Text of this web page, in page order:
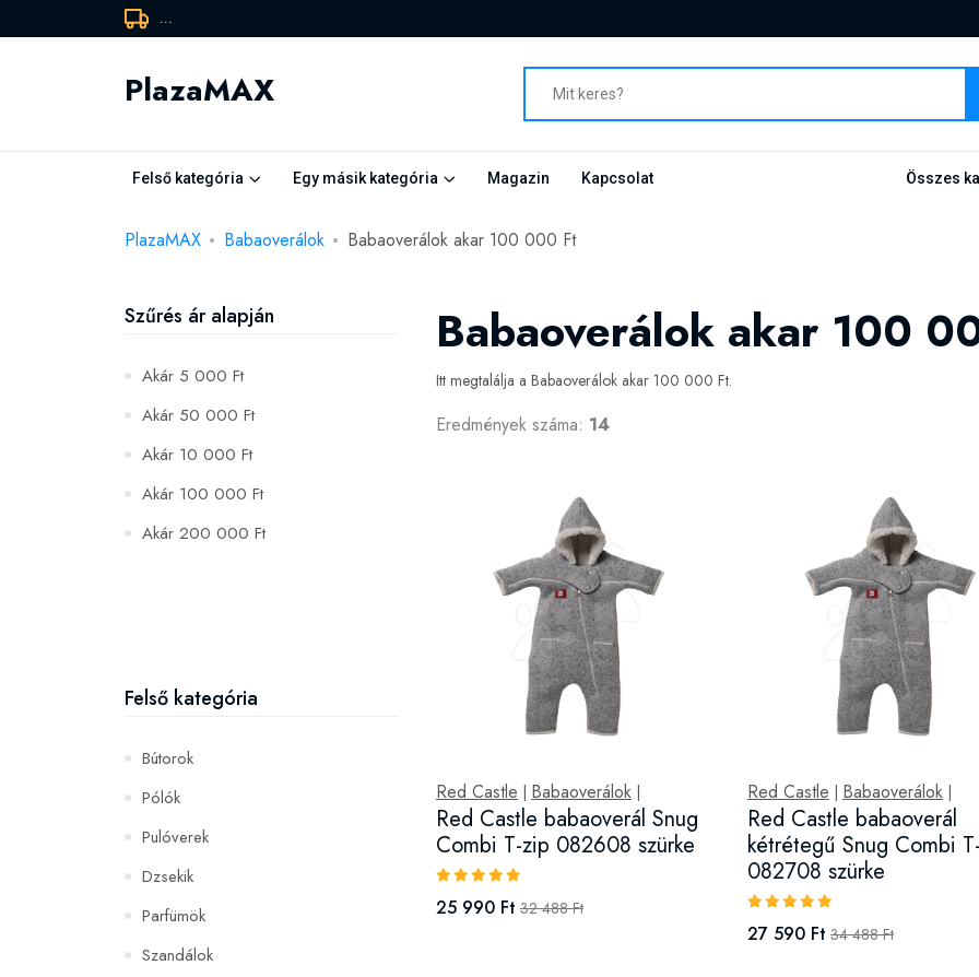
...
PlazaMAX
Felső kategória Egy másik kategória Magazin Kapcsolat Összes
PlazaMAX Babaoverálok Babaoverálok akar 100 000 Ft
Szűrés ár alapján
Akár 5 000 Ft
Akár 50 000 Ft
Akár 10 000 Ft
Akár 100 000 Ft
Akár 200 000 Ft
Felső kategória
Bútorok
Pólók
Pulóverek
Dzsekik
Parfümök
Szandálok
Babaoverálok akar 100
Itt megtalálja a Babaoverálok akar 100 000 Ft.
Eredmények száma: 14
Red Castle Babaoverálok
Red Castle babaoverál Snug
Combi T-zip 082608 szürke
25 990 Ft 32 488 Ft
Red Castle Babaoverálok|
Red Castle babaoverál
kétrétegű Snug Combi
082708 szürke
27 590 Ft 34 488 Ft